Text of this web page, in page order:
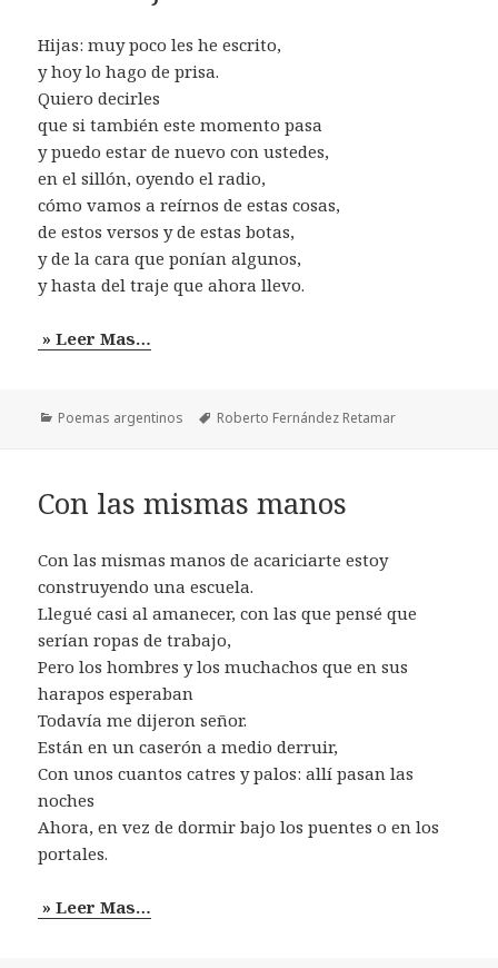
Hijas: muy poco les he escrito,
y hoy lo hago de prisa.
Quiero decirles
que si también este momento pasa
y puedo estar de nuevo con ustedes,
en el sillón, oyendo el radio,
cómo vamos a reírnos de estas cosas,
de estos versos y de estas botas,
y de la cara que ponían algunos,
y hasta del traje que ahora llevo.
» Leer Mas…
Categorías
Poemas argentinos Etiquetas
Roberto Fernández Retamar
Con las mismas manos
Con las mismas manos de acariciarte estoy
construyendo una escuela.
Llegué casi al amanecer, con las que pensé que
serían ropas de trabajo,
Pero los hombres y los muchachos que en sus
harapos esperaban
Todavía me dijeron señor.
Están en un caserón a medio derruir,
Con unos cuantos catres y palos: allí pasan las
noches
Ahora, en vez de dormir bajo los puentes o en los
portales.
» Leer Mas…